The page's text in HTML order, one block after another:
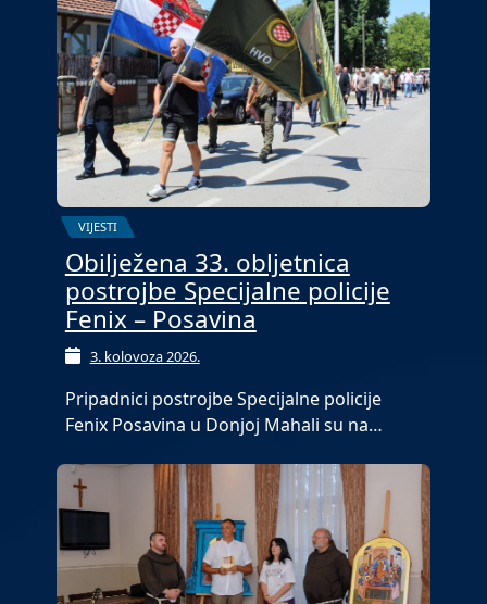
VIJESTI
Obilježena 33. obljetnica
postrojbe Specijalne policije
Fenix – Posavina
3. kolovoza 2026.
Pripadnici postrojbe Specijalne policije
Fenix Posavina u Donjoj Mahali su na…